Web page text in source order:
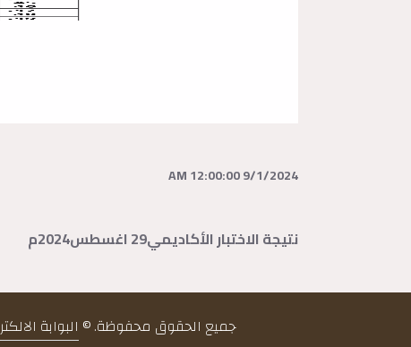
9/1/2024 12:00:00 AM
نتيجة الاختبار الأكاديمي29 اغسطس2024م
جميع الحقوق محفوظة. © البوابة